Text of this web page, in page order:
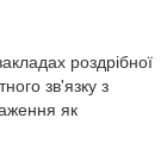
роздрібної
зв'язку з
як